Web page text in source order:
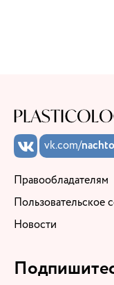
vk.com/
Правообладателям
Пользовательское
Новости